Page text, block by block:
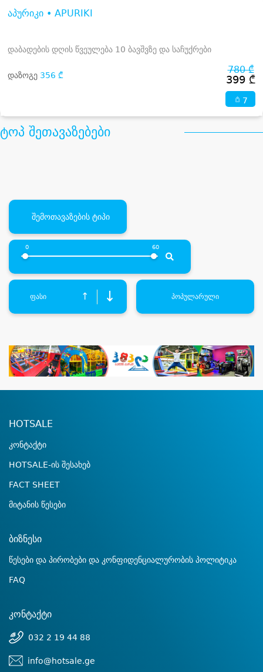
აპურიკი • APURIKI
დაბადების დღის წვეულება 10 ბავშვზე და საჩუქრები
დაზოგე 356 ₾ 780 ₾
399 ₾
7
ტოპ შეთავაზებები
შემოთავაზების ტიპი
0 60
ფასი ↑ ↓ პოპულარული
HOTSALE
კონტაქტი
HOTSALE-ის შესახებ
FACT SHEET
მიტანის წესები
ბიზნესი
წესები და პირობები და კონფიდენციალურობის პოლიტიკა
FAQ
კონტაქტი
032 2 19 44 88
info@hotsale.ge